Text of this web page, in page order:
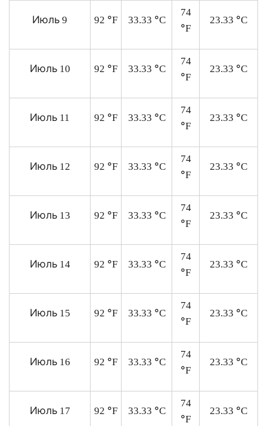
Июль 9 92 °F 33.33 °C
74
°F
23.33 °C
Июль10 92 °F 33.33 °C
74
°F
23.33 °C
Июль 11 92 °F 33.33 °C
74
°F
23.33 °C
Июль12 92 °F 33.33 °C
74
°F
23.33 °C
Июль13 92 °F 33.33 °C
74
°F
23.33 °C
Июль14 92 °F 33.33 °C
74
°F
23.33 °C
Июль15 92 °F 33.33 °C
74
°F
23.33 °C
Июль16 92 °F 33.33 °C
74
°F
23.33 °C
Июль17 92 °F 33.33 °C
74
°F
23.33 °C